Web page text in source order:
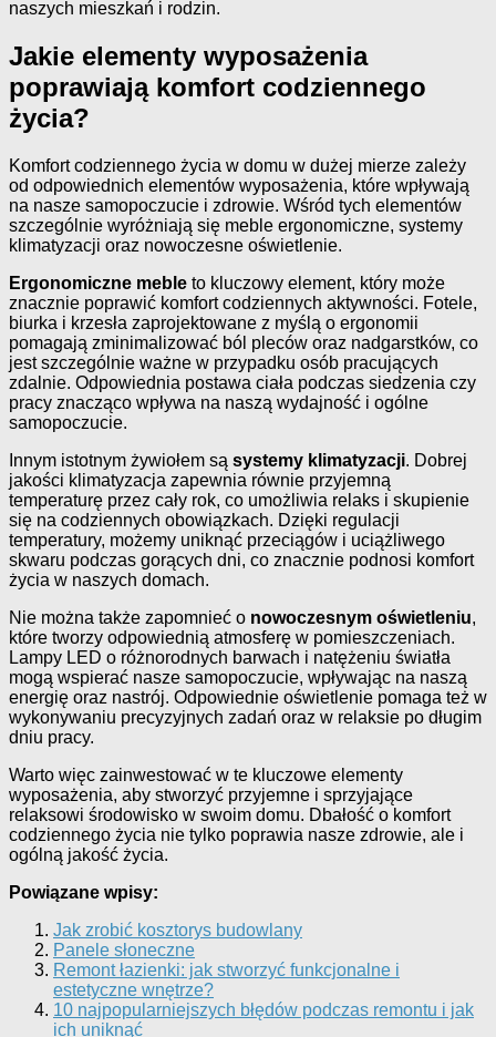
naszych mieszkań i rodzin.
Jakie elementy wyposażenia
poprawiają komfort codziennego
życia?
Komfort codziennego życia w domu w dużej mierze zależy
od odpowiednich elementów wyposażenia, które wpływają
na nasze samopoczucie i zdrowie. Wśród tych elementów
szczególnie wyróżniają się meble ergonomiczne, systemy
klimatyzacji oraz nowoczesne oświetlenie.
Ergonomiczne meble to kluczowy element, który może
znacznie poprawić komfort codziennych aktywności. Fotele,
biurka i krzesła zaprojektowane z myślą o ergonomii
pomagają zminimalizować ból pleców oraz nadgarstków, co
jest szczególnie ważne w przypadku osób pracujących
zdalnie. Odpowiednia postawa ciała podczas siedzenia czy
pracy znacząco wpływa na naszą wydajność i ogólne
samopoczucie.
Innym istotnym żywiołem są systemy klimatyzacji. Dobrej
jakości klimatyzacja zapewnia równie przyjemną
temperaturę przez cały rok, co umożliwia relaks i skupienie
się na codziennych obowiązkach. Dzięki regulacji
temperatury, możemy uniknąć przeciągów i uciążliwego
skwaru podczas gorących dni, co znacznie podnosi komfort
życia w naszych domach.
Nie można także zapomnieć o nowoczesnym oświetleniu,
które tworzy odpowiednią atmosferę w pomieszczeniach.
Lampy LED o różnorodnych barwach i natężeniu światła
mogą wspierać nasze samopoczucie, wpływając na naszą
energię oraz nastrój. Odpowiednie oświetlenie pomaga też w
wykonywaniu precyzyjnych zadań oraz w relaksie po długim
dniu pracy.
Warto więc zainwestować w te kluczowe elementy
wyposażenia, aby stworzyć przyjemne i sprzyjające
relaksowi środowisko w swoim domu. Dbałość o komfort
codziennego życia nie tylko poprawia nasze zdrowie, ale i
ogólną jakość życia.
Powiązane wpisy:
Jak zrobić kosztorys budowlany
Panele słoneczne
Remont łazienki: jak stworzyć funkcjonalne i
estetyczne wnętrze?
10 najpopularniejszych błędów podczas remontu i jak
ich uniknąć